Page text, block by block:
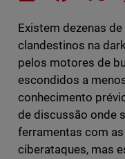
Existem dezenas
clandestinos na
pelos motores de
escondidos a
conhecimento
de discussão onde
ferramentas com
ciberataques, mas